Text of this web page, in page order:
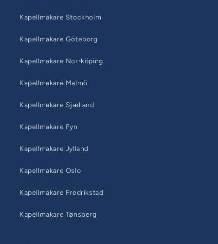
Kapellmakare Stockholm
Kapellmakare Göteborg
Kapellmakare Norrköping
Kapellmakare Malmö
Kapellmakare Sjælland
Kapellmakare Fyn
Kapellmakare Jylland
Kapellmakare Oslo
Kapellmakare Fredrikstad
Kapellmakare Tønsberg